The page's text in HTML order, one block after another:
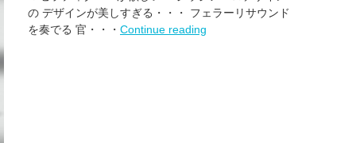
の デザインが美しすぎる・・・ フェラーリサウンド
を奏でる 官・・・ Continue reading